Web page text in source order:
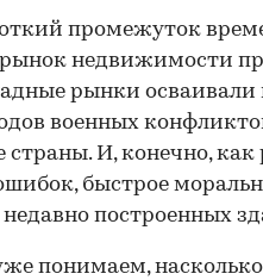
промежуток
недвижимости
рынки осваивали
военных
страны. И, конечно, как
быстрое
недавно построенных
понимаем,